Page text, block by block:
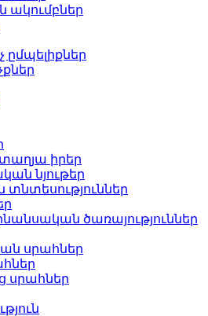
ակումբներ­
ըմպելիքներ
իրեր­
նյութեր
տնտեսությո­ւններ
ծա­ռայություններ
սրահներ­
սրահներ